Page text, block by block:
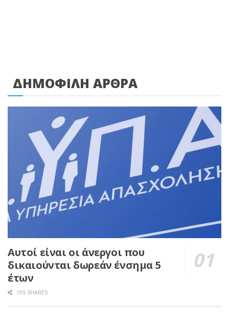
ΔΗΜΟΦΙΛΗ ΑΡΘΡΑ
Αυτοί είναι οι άνεργοι που
δικαιούνται δωρεάν ένσημα 5
έτων
195 SHARES